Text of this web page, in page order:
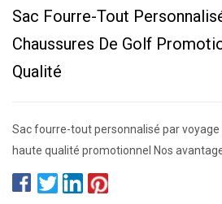
Sac Fourre-Tout
Chaussures De Golf
Qualité
Sac fourre-tout personnalisé par
haute qualité promotionnel Nos